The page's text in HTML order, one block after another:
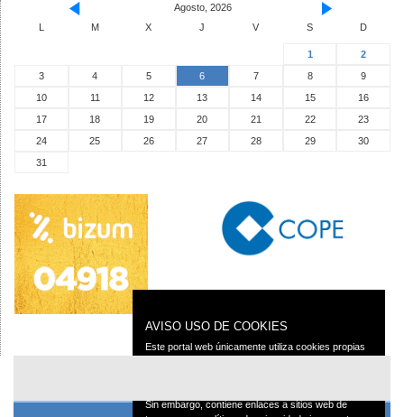
Agosto, 2026
L
M X J V S D
1
2
3
4 5 6 7 8
9
10
11 12 13 14 15
16
17
18 19 20 21 22
23
24
25 26 27 28 29
30
31
AVISO USO DE COOKIES
Este portal web únicamente utiliza cookies propias
Sin embargo, contiene enlaces a sitios web de